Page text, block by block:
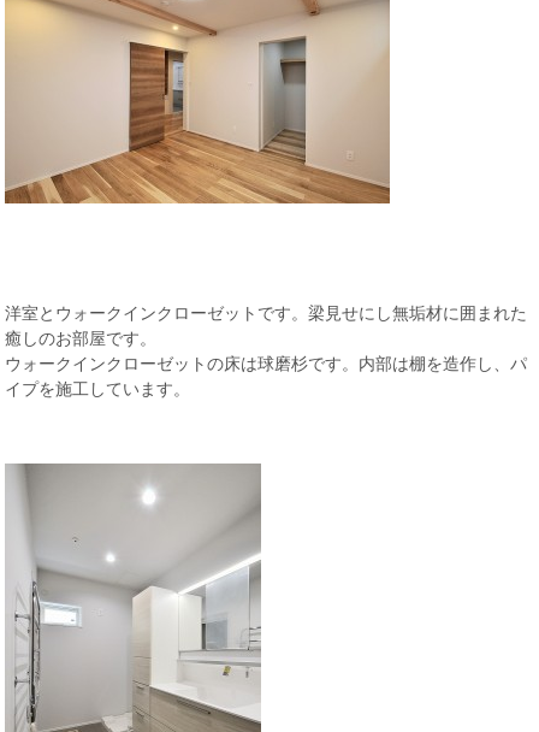
洋室とウォークインクローゼットです。梁見せにし無垢材に囲まれた
癒しのお部屋です。
ウォークインクローゼットの床は球磨杉です。内部は棚を造作し、パ
イプを施工しています。